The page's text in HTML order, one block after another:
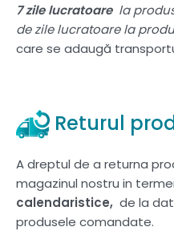
7 zile lucratoarela
de zile lucratoare la
care se adaugă
Returul
A dreptul de a returna
magazinul nostru in
calendaristice, de la
produsele comandate.